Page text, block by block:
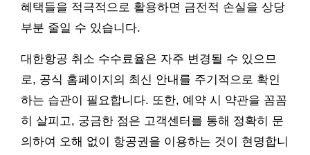
혜택들을 적극적으로 활용하면 금전적 손실을 상당
부분 줄일 수 있습니다.
대한항공 취소 수수료율은 자주 변경될 수 있으므
로, 공식 홈페이지의 최신 안내를 주기적으로 확인
하는 습관이 필요합니다. 또한, 예약 시 약관을 꼼꼼
히 살피고, 궁금한 점은 고객센터를 통해 정확히 문
의하여 오해 없이 항공권을 이용하는 것이 현명합니